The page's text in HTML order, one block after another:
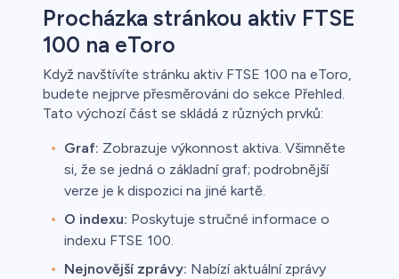
Procházka stránkou aktiv FTSE
100 na eToro
Když navštívíte stránku aktiv FTSE 100 na eToro,
budete nejprve přesměrováni do sekce Přehled.
Tato výchozí část se skládá z různých prvků:
Graf: Zobrazuje výkonnost aktiva. Všimněte
si, že se jedná o základní graf; podrobnější
verze je k dispozici na jiné kartě.
O indexu: Poskytuje stručné informace o
indexu FTSE 100.
Nejnovější zprávy: Nabízí aktuální zprávy